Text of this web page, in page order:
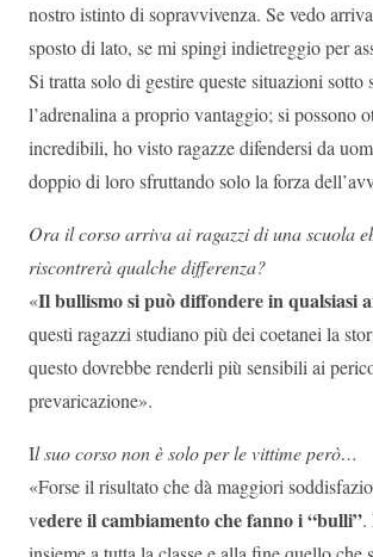
nostro istinto di sopravvivenza. Se vedo
sposto di lato, se mi spingi indietreggio per
Si tratta solo di gestire queste situazioni sotto
l’adrenalina a proprio vantaggio; si possono
incredibili, ho visto ragazze difendersi da
doppio di loro sfruttando solo la forza
Ora il corso arriva ai ragazzi di una scuola
riscontrerà qualche differenza?
«Il bullismo si può diffondere in qualsiasi
questi ragazzi studiano più dei coetanei la
questo dovrebbe renderli più sensibili ai
prevaricazione».
Il suo corso non è solo per le vittime però…
«Forse il risultato che dà maggiori
vedere il cambiamento che fanno i “bulli”.